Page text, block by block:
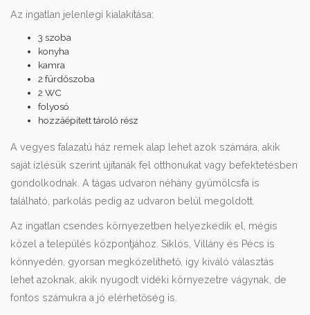
Az ingatlan jelenlegi kialakítása:
3 szoba
konyha
kamra
2 fürdőszoba
2 WC
folyosó
hozzáépített tároló rész
A vegyes falazatú ház remek alap lehet azok számára, akik
saját ízlésük szerint újítanák fel otthonukat vagy befektetésben
gondolkodnak. A tágas udvaron néhány gyümölcsfa is
található, parkolás pedig az udvaron belül megoldott.
Az ingatlan csendes környezetben helyezkedik el, mégis
közel a település központjához. Siklós, Villány és Pécs is
könnyedén, gyorsan megközelíthető, így kiváló választás
lehet azoknak, akik nyugodt vidéki környezetre vágynak, de
fontos számukra a jó elérhetőség is.